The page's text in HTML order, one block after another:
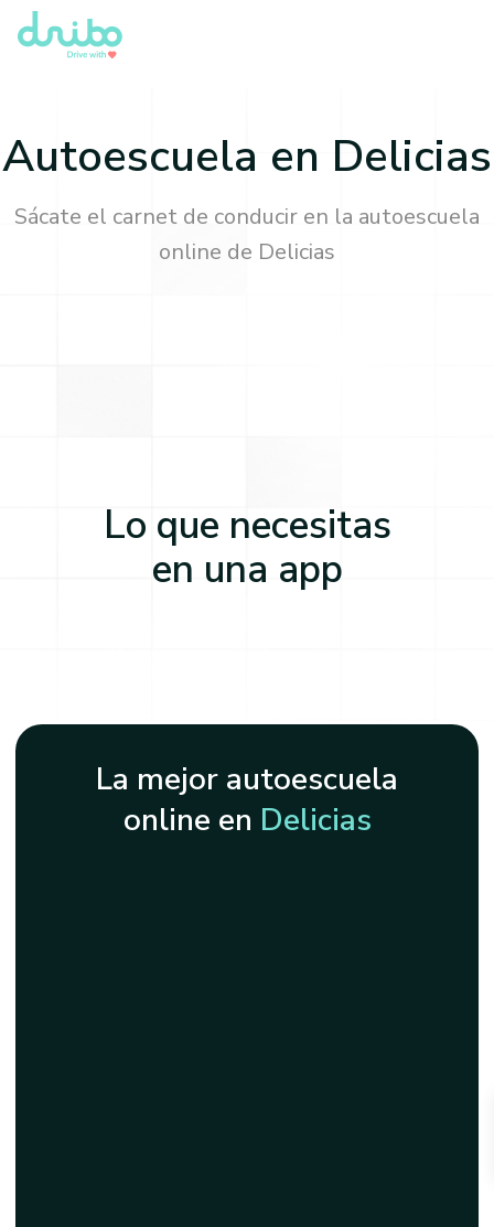
Autoescuela en Delicias
Sácate el carnet de conducir en la autoescuela
online de Delicias
Lo que necesitas
en una app
La mejor autoescuela
online en Delicias